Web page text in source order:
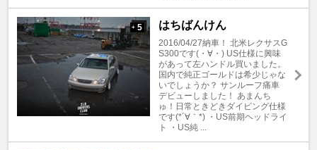
+ 5 はちばんけん
2016/04/27納車！ 北米レクサスG
S300です(・∀・) US仕様に興味
があって左ハンドル買いました。
国内で純正ゴールドは希少じゃな
いでしょうか？ サンルーフ痛車
デビューしました！ あまんち
ゅ！日常ときどきダイビング仕様
です(*´∀｀*) ・US前期ヘッドライ
ト ・US純 ...